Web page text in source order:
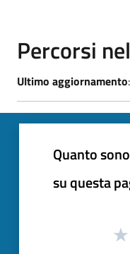
Percorsi
Ultimo aggiornamento
Quanto
su questa